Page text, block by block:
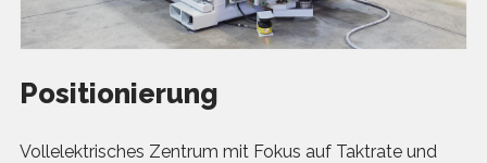
Positionierung
Vollelektrisches Zentrum mit Fokus auf Taktrate und